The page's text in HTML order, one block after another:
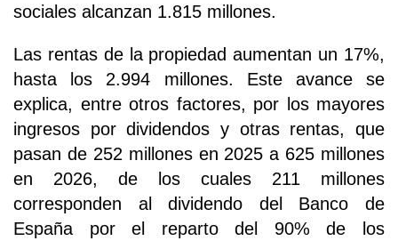
sociales alcanzan 1.815 millones.
Las rentas de la propiedad aumentan un 17%,
hasta los 2.994 millones. Este avance se
explica, entre otros factores, por los mayores
ingresos por dividendos y otras rentas, que
pasan de 252 millones en 2025 a 625 millones
en 2026, de los cuales 211 millones
corresponden al dividendo del Banco de
España por el reparto del 90% de los